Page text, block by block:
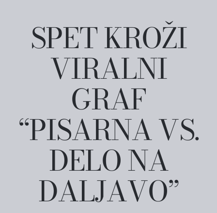
SPET KROŽI
VIRALNI
GRAF
“PISARNA VS.
DELO NA
DALJAVO”